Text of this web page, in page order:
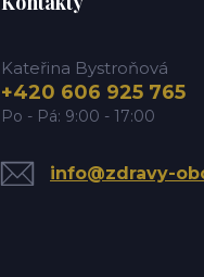
Kateřina Bystroňová
+420 606 925 765
Po - Pá: 9:00 - 17:00
info@zdravy-